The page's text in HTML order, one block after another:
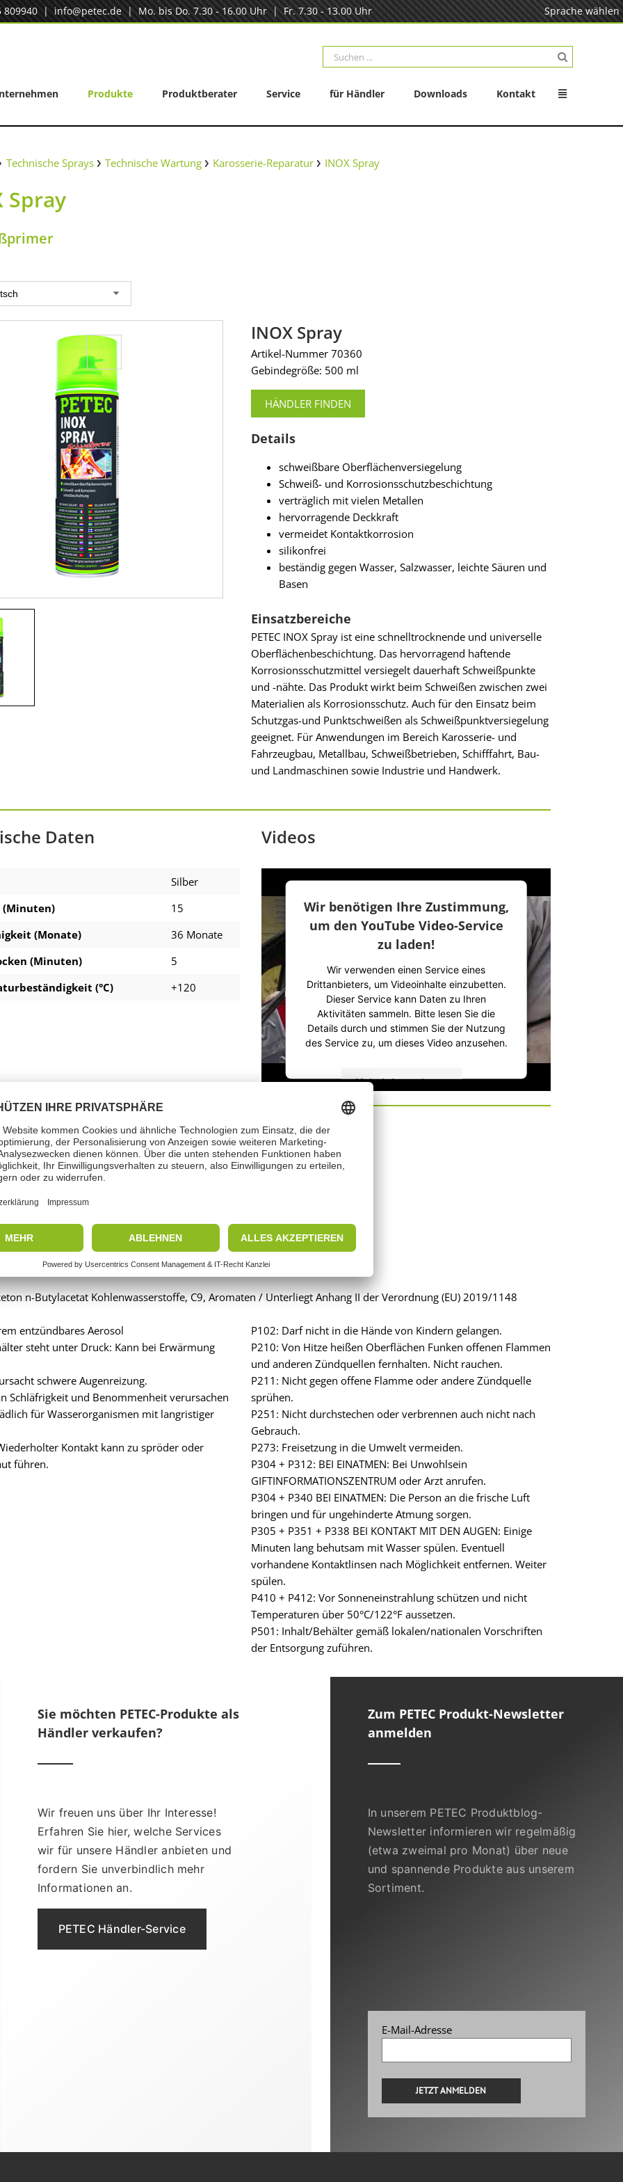
809940|info@petec.de| Mo. bis Do. 7.30 - 16.00 Uhr | Fr. 7.30 - 13.00 Uhr Sprache wählen
Suche
nach:
Produkte Produktberater Service für Händler Downloads Kontakt
Technische Sprays Technische Wartung Karosserie-Reparatur INOX Spray
Spray
INOX Spray
Artikel-Nummer 70360
Gebindegröße: 500 ml
HÄNDLER FINDEN
Details
schweißbare Oberflächenversiegelung
Schweiß- und Korrosionsschutzbeschichtung
verträglich mit vielen Metallen
hervorragende Deckkraft
vermeidet Kontaktkorrosion
silikonfrei
beständig gegen Wasser, Salzwasser, leichte Säuren und
Basen
Einsatzbereiche
PETEC INOX Spray ist eine schnelltrocknende und universelle
Oberflächenbeschichtung. Das hervorragend haftende
Korrosionsschutzmittel versiegelt dauerhaft Schweißpunkte
und -nähte. Das Produkt wirkt beim Schweißen zwischen zwei
Materialien als Korrosionsschutz. Auch für den Einsatz beim
Schutzgas-und Punktschweißen als Schweißpunktversiegelung
geeignet. Für Anwendungen im Bereich Karosserie- und
Fahrzeugbau, Metallbau, Schweißbetrieben, Schifffahrt, Bau-
und Landmaschinen sowie Industrie und Handwerk.
Daten
Silber
15
(Monate)
36 Monate
(Minuten)
5
(°C)
+120
Videos
Wir benötigen Ihre Zustimmung,
um den YouTube Video-Service
zu laden!
Wir verwenden einen Service eines
Drittanbieters, um Videoinhalte einzubetten.
Dieser Service kann Daten zu Ihren
Aktivitäten sammeln. Bitte lesen Sie die
Details durch und stimmen Sie der Nutzung
des Service zu, um dieses Video anzusehen.
Mehr Informationen
Management Platform
n-Butylacetat Kohlenwasserstoffe, C9, Aromaten / Unterliegt Anhang II der Verordnung (EU) 2019/1148
entzündbares Aerosol
steht unter Druck: Kann bei Erwärmung
schwere Augenreizung.
Schläfrigkeit und Benommenheit verursachen
für Wasserorganismen mit langristiger
Kontakt kann zu spröder oder
führen.
P102: Darf nicht in die Hände von Kindern gelangen.
P210: Von Hitze heißen Oberflächen Funken offenen Flammen
und anderen Zündquellen fernhalten. Nicht rauchen.
P211: Nicht gegen offene Flamme oder andere Zündquelle
sprühen.
P251: Nicht durchstechen oder verbrennen auch nicht nach
Gebrauch.
P273: Freisetzung in die Umwelt vermeiden.
P304 + P312: BEI EINATMEN: Bei Unwohlsein
GIFTINFORMATIONSZENTRUM oder Arzt anrufen.
P304 + P340 BEI EINATMEN: Die Person an die frische Luft
bringen und für ungehinderte Atmung sorgen.
P305 + P351 + P338 BEI KONTAKT MIT DEN AUGEN: Einige
Minuten lang behutsam mit Wasser spülen. Eventuell
vorhandene Kontaktlinsen nach Möglichkeit entfernen. Weiter
spülen.
P410 + P412: Vor Sonneneinstrahlung schützen und nicht
Temperaturen über 50°C/122°F aussetzen.
P501: Inhalt/Behälter gemäß lokalen/nationalen Vorschriften
der Entsorgung zuführen.
Sie möchten PETEC-Produkte als
Händler verkaufen?
Wir freuen uns über Ihr Interesse!
Erfahren Sie hier, welche Services
wir für unsere Händler anbieten und
fordern Sie unverbindlich mehr
Informationen an.
PETEC Händler-Service
Zum PETEC Produkt-Newsletter
anmelden
In unserem PETEC Produktblog-
Newsletter informieren wir regelmäßig
(etwa zweimal pro Monat) über neue
und spannende Produkte aus unserem
Sortiment.
E-Mail-Adresse
Alternative: